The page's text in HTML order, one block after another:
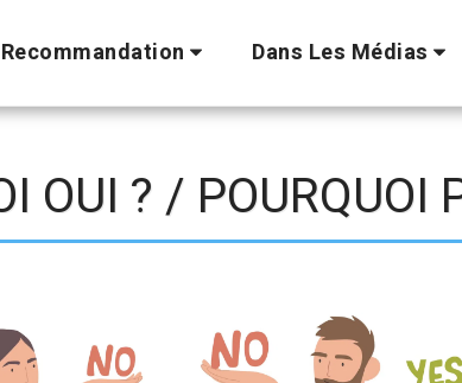
Recommandation Dans Les Médias
OUI ? / POURQUOI